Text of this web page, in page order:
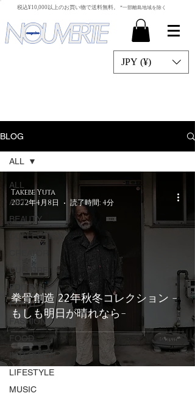
​税込¥10,000以上のお買い物で送料無料。 *一部離島地域を除く
JPY (¥)
BLOG
ALL
ART
BEAUTY
COLLECTION
CULTURE
EDITRIAL
EVENT
FASHION
FOOD
INTERVIEW
LIFESTYLE
MUSIC
ALL
拳骨創造 22年秋冬コレクション -
もしも明日が晴れなら-
Takebe Yuta
2022年4月8日
読了時間: 4分